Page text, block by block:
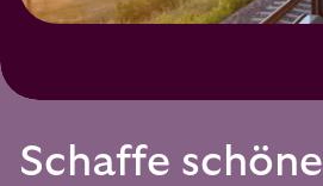
Schaffe schöne